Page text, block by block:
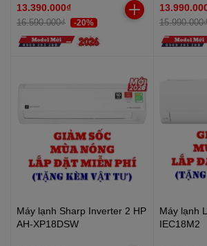
13.390.000₫
16.590.000₫ -20%
Máy lạnh Sharp Inverter 2 HP
AH-XP18DSW
Máy lạnh
IEC18M2